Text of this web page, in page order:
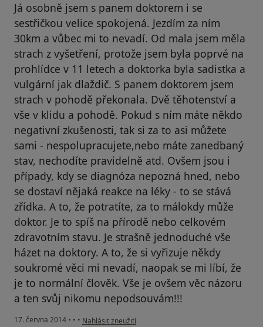
Já osobně jsem s panem doktorem i se
sestřičkou velice spokojená. Jezdím za ním
30km a vůbec mi to nevadí. Od mala jsem měla
strach z vyšetření, protože jsem byla poprvé na
prohlídce v 11 letech a doktorka byla sadistka a
vulgární jak dlaždič. S panem doktorem jsem
strach v pohodě překonala. Dvě těhotenství a
vše v klidu a pohodě. Pokud s ním máte někdo
negativní zkušenosti, tak si za to asi můžete
sami - nespolupracujete,nebo máte zanedbaný
stav, nechodíte pravidelně atd. Ovšem jsou i
případy, kdy se diagnóza nepozná hned, nebo
se dostaví nějaká reakce na léky - to se stává
zřídka. A to, že potratíte, za to málokdy může
doktor. Je to spíš na přírodě nebo celkovém
zdravotním stavu. Je strašně jednoduché vše
házet na doktory. A to, že si vyřizuje někdy
soukromé věci mi nevadí, naopak se mi líbí, že
je to normální člověk. Vše je ovšem věc názoru
a ten svůj nikomu nepodsouvám!!!
17. června 2014 • • • podle názoru uživatele Váš účet byl odstraněn
Nahlásit zneužití